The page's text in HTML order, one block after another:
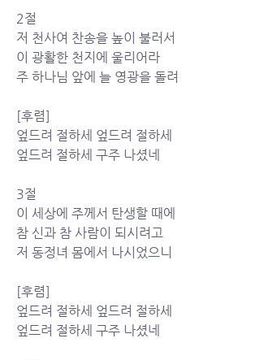
2절
저 천사여 찬송을 높이 불러서
이 광활한 천지에 울리어라
주 하나님 앞에 늘 영광을 돌려
[후렴]
엎드려 절하세 엎드려 절하세
엎드려 절하세 구주 나셨네
3절
이 세상에 주께서 탄생할 때에
참 신과 참 사람이 되시려고
저 동정녀 몸에서 나시었으니
[후렴]
엎드려 절하세 엎드려 절하세
엎드려 절하세 구주 나셨네